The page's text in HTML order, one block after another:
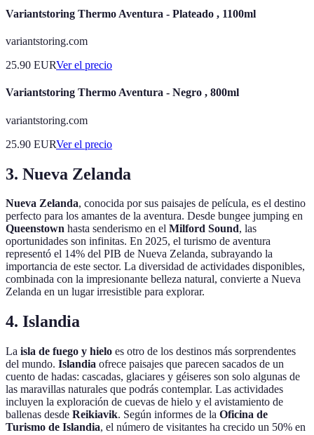
Variantstoring Thermo Aventura - Plateado , 1100ml
variantstoring.com
25.90 EURVer el precio
Variantstoring Thermo Aventura - Negro , 800ml
variantstoring.com
25.90 EURVer el precio
3. Nueva Zelanda
Nueva Zelanda, conocida por sus paisajes de película, es el destino
perfecto para los amantes de la aventura. Desde bungee jumping en
Queenstown hasta senderismo en el Milford Sound, las
oportunidades son infinitas. En 2025, el turismo de aventura
representó el 14% del PIB de Nueva Zelanda, subrayando la
importancia de este sector. La diversidad de actividades disponibles,
combinada con la impresionante belleza natural, convierte a Nueva
Zelanda en un lugar irresistible para explorar.
4. Islandia
La isla de fuego y hielo es otro de los destinos más sorprendentes
del mundo. Islandia ofrece paisajes que parecen sacados de un
cuento de hadas: cascadas, glaciares y géiseres son solo algunas de
las maravillas naturales que podrás contemplar. Las actividades
incluyen la exploración de cuevas de hielo y el avistamiento de
ballenas desde Reikiavik. Según informes de la Oficina de
Turismo de Islandia, el número de visitantes ha crecido un 50% en